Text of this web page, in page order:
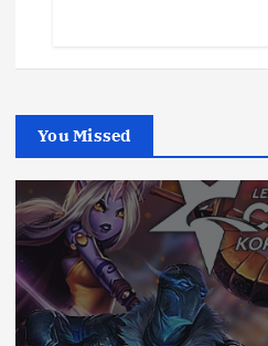
You Missed